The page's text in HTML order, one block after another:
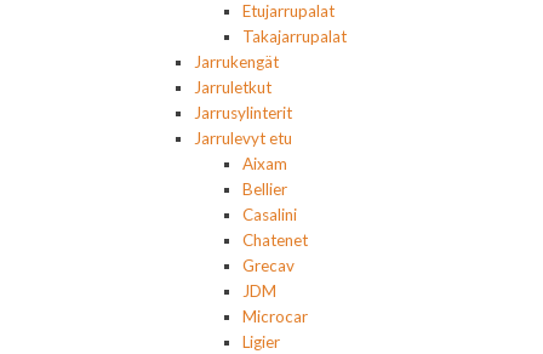
Etujarrupalat
Takajarrupalat
Jarrukengät
Jarruletkut
Jarrusylinterit
Jarrulevyt etu
Aixam
Bellier
Casalini
Chatenet
Grecav
JDM
Microcar
Ligier